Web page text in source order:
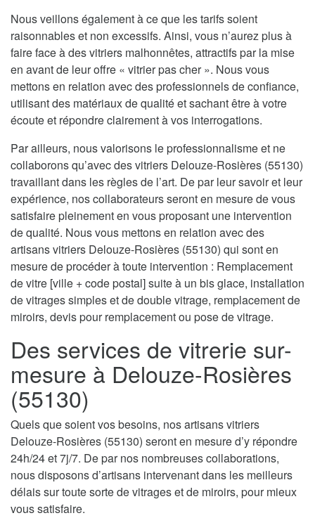
Nous veillons également à ce que les tarifs soient
raisonnables et non excessifs. Ainsi, vous n’aurez plus à
faire face à des vitriers malhonnêtes, attractifs par la mise
en avant de leur offre « vitrier pas cher ». Nous vous
mettons en relation avec des professionnels de confiance,
utilisant des matériaux de qualité et sachant être à votre
écoute et répondre clairement à vos interrogations.
Par ailleurs, nous valorisons le professionnalisme et ne
collaborons qu’avec des vitriers Delouze-Rosières (55130)
travaillant dans les règles de l’art. De par leur savoir et leur
expérience, nos collaborateurs seront en mesure de vous
satisfaire pleinement en vous proposant une intervention
de qualité. Nous vous mettons en relation avec des
artisans vitriers Delouze-Rosières (55130) qui sont en
mesure de procéder à toute intervention : Remplacement
de vitre [ville + code postal] suite à un bis glace, installation
de vitrages simples et de double vitrage, remplacement de
miroirs, devis pour remplacement ou pose de vitrage.
Des services de vitrerie sur-
mesure à Delouze-Rosières
(55130)
Quels que soient vos besoins, nos artisans vitriers
Delouze-Rosières (55130) seront en mesure d’y répondre
24h/24 et 7j/7. De par nos nombreuses collaborations,
nous disposons d’artisans intervenant dans les meilleurs
délais sur toute sorte de vitrages et de miroirs, pour mieux
vous satisfaire.